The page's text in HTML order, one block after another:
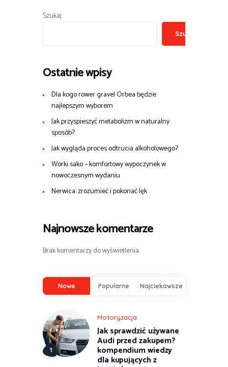
Szukaj
Szukaj
Ostatnie wpisy
Dla kogo rower gravel Orbea będzie
najlepszym wyborem
Jak przyspieszyć metabolizm w naturalny
sposób?
Jak wygląda proces odtrucia alkoholowego?
Worki sako – komfortowy wypoczynek w
nowoczesnym wydaniu
Nerwica: zrozumieć i pokonać lęk
Najnowsze komentarze
Brak komentarzy do wyświetlenia.
Nowe Popularne Najciekawsze
Motoryzacja
Jak sprawdzić używane
Audi przed zakupem?
kompendium wiedzy
dla kupujących z